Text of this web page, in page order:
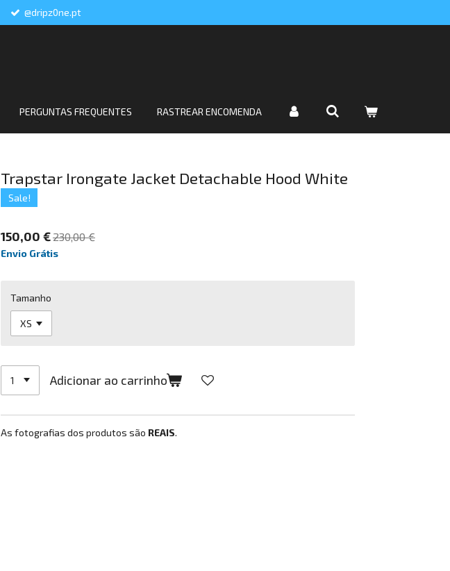
@dripz0ne.pt
PERGUNTAS FREQUENTES RASTREAR ENCOMENDA
Trapstar Irongate Jacket Detachable Hood White
Sale!
150,00 €230,00 €
Envio Grátis
Tamanho
Adicionar ao carrinho
As fotografias dos produtos são REAIS.